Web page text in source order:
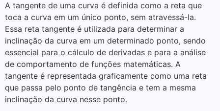
A tangente de uma curva é definida como a reta que
toca a curva em um único ponto, sem atravessá-la.
Essa reta tangente é utilizada para determinar a
inclinação da curva em um determinado ponto, sendo
essencial para o cálculo de derivadas e para a análise
de comportamento de funções matemáticas. A
tangente é representada graficamente como uma reta
que passa pelo ponto de tangência e tem a mesma
inclinação da curva nesse ponto.